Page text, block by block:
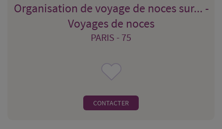
Organisation de voyage de noces sur... -
Voyages de noces
PARIS - 75
CONTACTER